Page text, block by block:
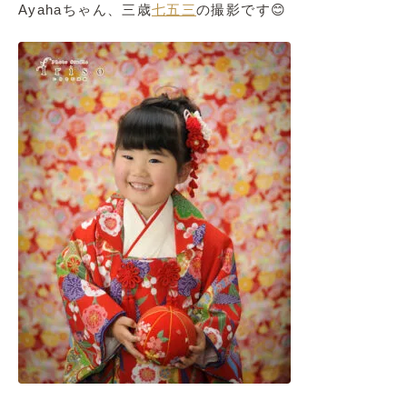
Ayahaちゃん、三歳七五三の撮影です😊